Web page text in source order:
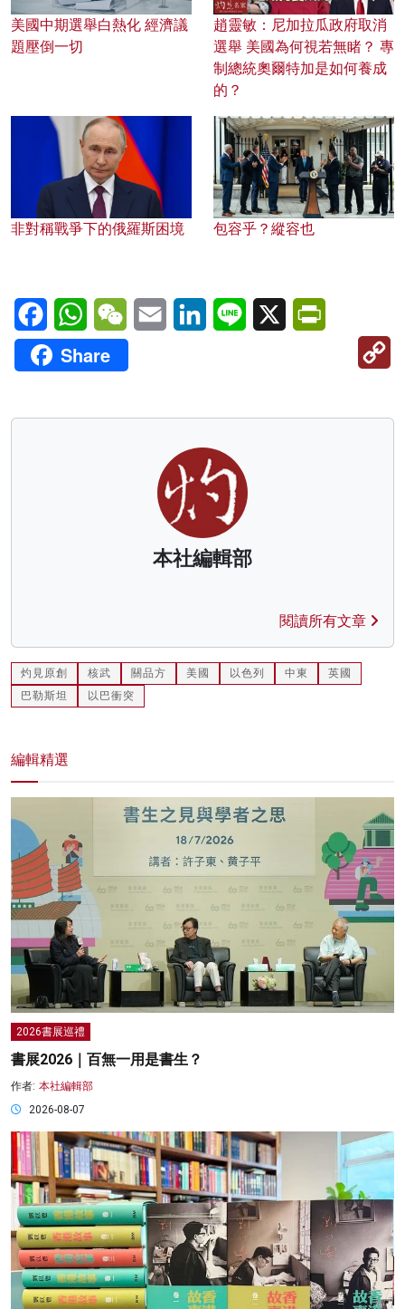
美國中期選舉白熱化 經濟議
題壓倒一切
趙靈敏：尼加拉瓜政府取消
選舉 美國為何視若無睹？ 專
制總統奧爾特加是如何養成
的？
非對稱戰爭下的俄羅斯困境 包容乎？縱容也
FacebookWhatsAppWeChatEmail LinkedInLine X
Share
本社編輯部
閱讀所有文章
灼見原創 核武 關品方 美國 以色列 中東
英國
巴勒斯坦
以巴衝突
編輯精選
2026書展巡禮
書展2026｜百無一用是書生？
作者: 本社編輯部
2026-08-07